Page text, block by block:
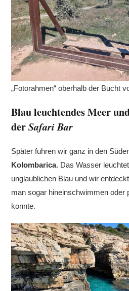
„Fotorahmen“ oberhalb der Bucht
Blau leuchtendes Meer
derSafari Bar
Später fuhren wir ganz in den
Kolombarica. Das Wasser
unglaublichen Blau und wir
man sogar hineinschwimmen oder
konnte.